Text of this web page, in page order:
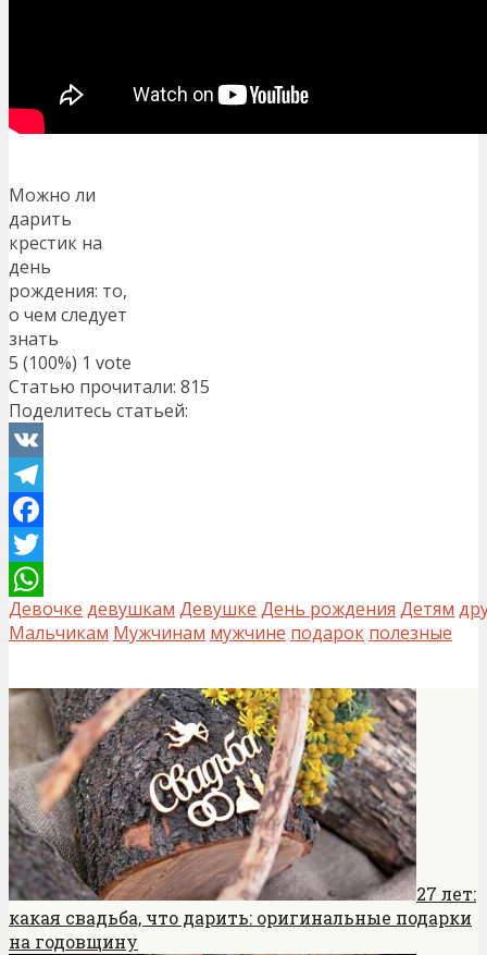
Можно ли
дарить
крестик на
день
рождения: то,
о чем следует
знать
5 (100%) 1 vote
Статью прочитали: 815
Поделитесь статьей:
VK
Telegram
Facebook
Twitter
WhatsApp
Девочке девушкам Девушке День рождения Детям
Мальчикам Мужчинам мужчине подарок полезные
27 лет:
какая свадьба, что дарить: оригинальные подарки
на годовщину